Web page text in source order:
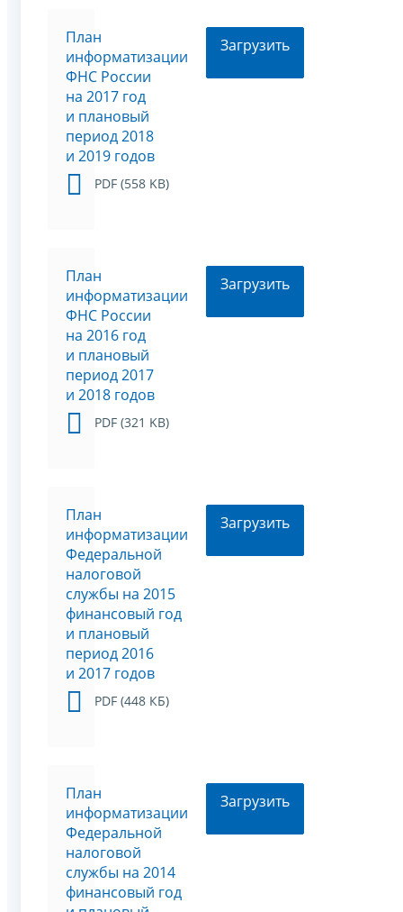
План
информатизации
ФНС России
на 2017 год
и плановый
период 2018
и 2019 годов
PDF (558 KB)
Загрузить
План
информатизации
ФНС России
на 2016 год
и плановый
период 2017
и 2018 годов
PDF (321 KB)
Загрузить
План
информатизации
Федеральной
налоговой
службы на 2015
финансовый год
и плановый
период 2016
и 2017 годов
PDF (448 КБ)
Загрузить
План
информатизации
Федеральной
налоговой
службы на 2014
финансовый год
Загрузить